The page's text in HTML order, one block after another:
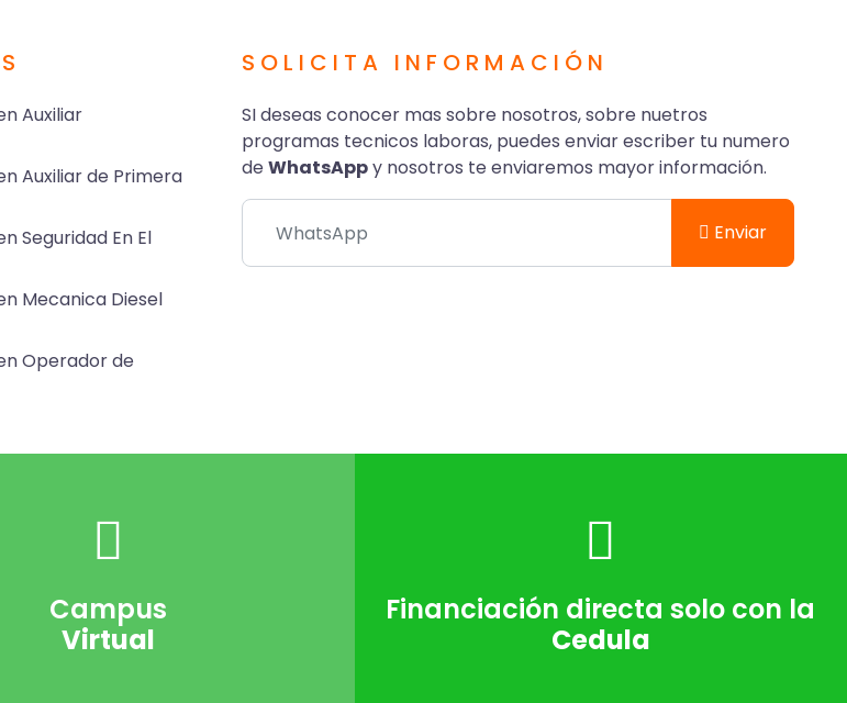
Auxiliar
Auxiliar de Primera
Seguridad En El
Mecanica Diesel
Operador de
SOLICITA INFORMACIÓN
SI deseas conocer mas sobre nosotros, sobre nuetros
programas tecnicos laboras, puedes enviar escriber tu numero
deWhatsAppy nosotros te enviaremos mayor información.
Enviar
Campus
Virtual
Financiación directa solo con la
Cedula